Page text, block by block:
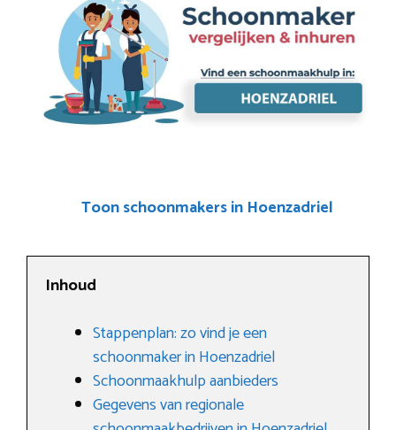
Toon schoonmakers in Hoenzadriel
Inhoud
Stappenplan: zo vind je een
schoonmaker in Hoenzadriel
Schoonmaakhulp aanbieders
Gegevens van regionale